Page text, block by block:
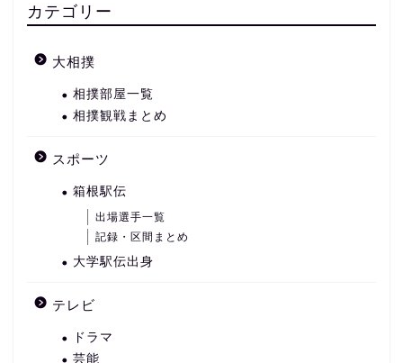
カテゴリー
大相撲
相撲部屋一覧
相撲観戦まとめ
スポーツ
箱根駅伝
出場選手一覧
記録・区間まとめ
大学駅伝出身
テレビ
ドラマ
芸能